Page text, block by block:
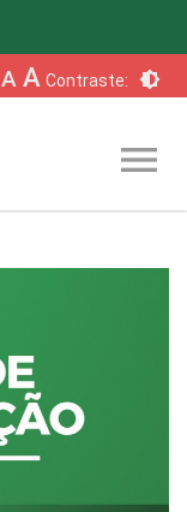
A A Contraste: brightness_6
menu